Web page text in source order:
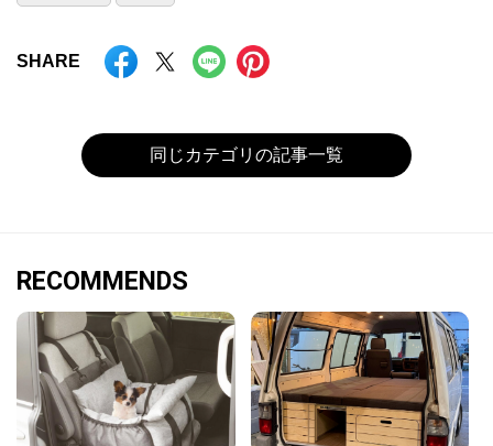
SHARE
同じカテゴリの記事一覧
RECOMMENDS